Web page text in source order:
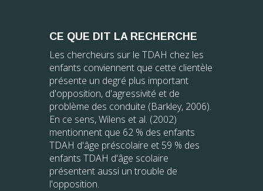
CE QUE DIT LA RECHERCHE
Les chercheurs sur le TDAH chez les
enfants conviennent que cette clientèle
présente un degré plus important
d'opposition, d'agressivité et de
problème des conduite (Barkley, 2006).
En ce sens, Wilens et al. (2002)
mentionnent que 62 % des enfants
TDAH d'âge préscolaire et 59 % des
enfants TDAH d'âge scolaire
présentent aussi un trouble de
l'opposition.